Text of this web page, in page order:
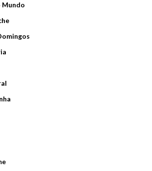
Mundo